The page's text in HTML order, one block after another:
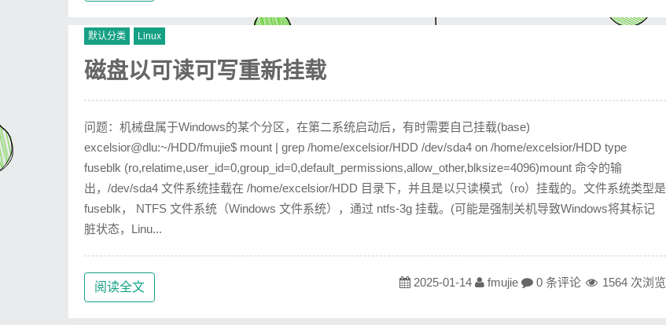
默认分类 Linux
磁盘以可读可写重新挂载
问题：机械盘属于Windows的某个分区，在第二系统启动后，有时需要自己挂载(base)
excelsior@dlu:~/HDD/fmujie$ mount | grep /home/excelsior/HDD /dev/sda4 on /home/excelsior/HDD type
fuseblk (ro,relatime,user_id=0,group_id=0,default_permissions,allow_other,blksize=4096)mount 命令的输
出，/dev/sda4 文件系统挂载在 /home/excelsior/HDD 目录下，并且是以只读模式（ro）挂载的。文件系统类型是
fuseblk， NTFS 文件系统（Windows 文件系统），通过 ntfs-3g 挂载。(可能是强制关机导致Windows将其标记
脏状态，Linu...
阅读全文 2025-01-14 fmujie 0 条评论 1564 次浏览